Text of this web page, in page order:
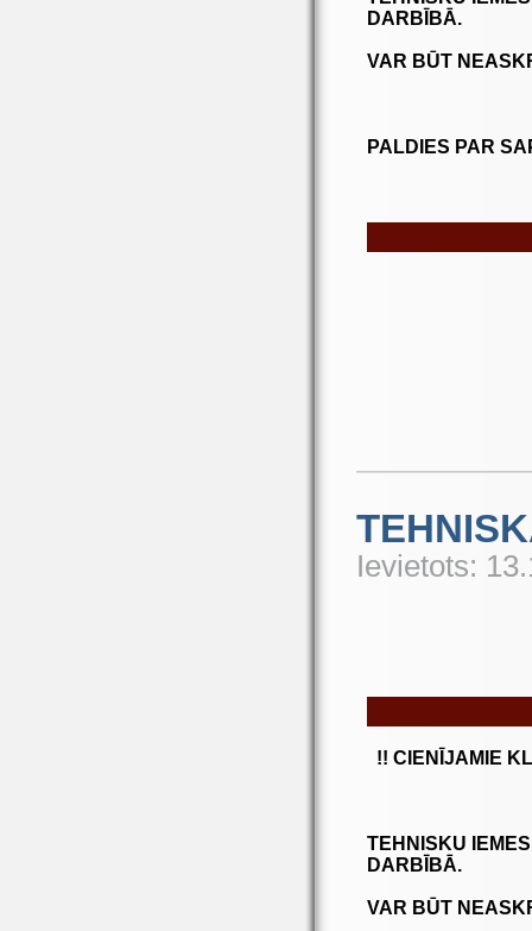
DARBĪBĀ.
VAR BŪT
PALDIES PAR
Ievietots:
!! CIENĪJAMIE
TEHNISKU
DARBĪBĀ.
VAR BŪT